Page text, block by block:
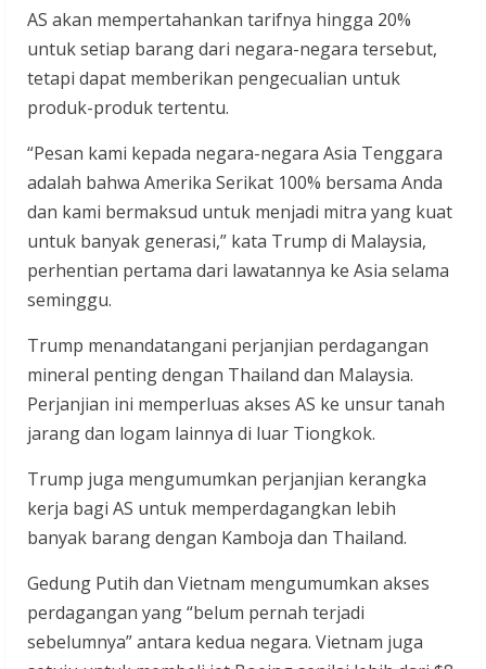
AS akan mempertahankan tarifnya hingga 20%
untuk setiap barang dari negara-negara tersebut,
tetapi dapat memberikan pengecualian untuk
produk-produk tertentu.
“Pesan kami kepada negara-negara Asia Tenggara
adalah bahwa Amerika Serikat 100% bersama Anda
dan kami bermaksud untuk menjadi mitra yang kuat
untuk banyak generasi,” kata Trump di Malaysia,
perhentian pertama dari lawatannya ke Asia selama
seminggu.
Trump menandatangani perjanjian perdagangan
mineral penting dengan Thailand dan Malaysia.
Perjanjian ini memperluas akses AS ke unsur tanah
jarang dan logam lainnya di luar Tiongkok.
Trump juga mengumumkan perjanjian kerangka
kerja bagi AS untuk memperdagangkan lebih
banyak barang dengan Kamboja dan Thailand.
Gedung Putih dan Vietnam mengumumkan akses
perdagangan yang “belum pernah terjadi
sebelumnya” antara kedua negara. Vietnam juga